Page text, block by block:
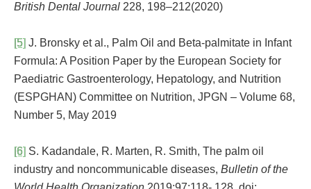
British Dental Journal 228, 198–212(2020)
[5] J. Bronsky et al., Palm Oil and Beta-palmitate in Infant
Formula: A Position Paper by the European Society for
Paediatric Gastroenterology, Hepatology, and Nutrition
(ESPGHAN) Committee on Nutrition, JPGN – Volume 68,
Number 5, May 2019
[6] S. Kadandale, R. Marten, R. Smith, The palm oil
industry and noncommunicable diseases, Bulletin of the